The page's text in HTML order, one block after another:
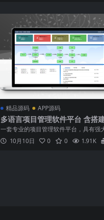
扩展，实测单...
精品源码 APP源码
多语言项目管理软件平台 含搭
程 操作说明
一套专业的项目管理软件平台，具有强
目管控功能，适合多个行业，一个架构
选配、原生集成，无需接口，模块俱全
10月10日 0 0 1.91K